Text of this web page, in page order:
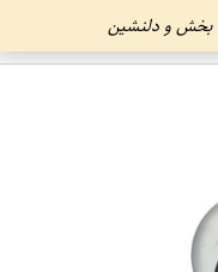
بخش و دلنشین